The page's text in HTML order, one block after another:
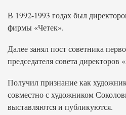
В 1992-1993 годах был
фирмы «Четек».
Далее занял пост советника
председателя совета директоров
Получил признание как
совместно с художником
выставляются и публикуются.